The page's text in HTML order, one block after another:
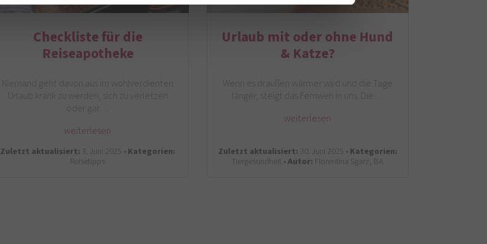
Checkliste für die
Reiseapotheke
Niemand geht davon aus im wohlverdienten
Urlaub krank zu werden, sich zu verletzen
oder gar…
weiterlesen
Zuletzt aktualisiert: 3. Juni 2025 •Kategorien:
Reisetipps
Urlaub mit oder ohne Hund
& Katze?
Wenn es draußen wärmer wird und die Tage
länger, steigt das Fernweh in uns. Die…
weiterlesen
Zuletzt aktualisiert: 30. Juni 2025 •Kategorien:
Tiergesundheit •Autor: Florentina Sgarz, BA